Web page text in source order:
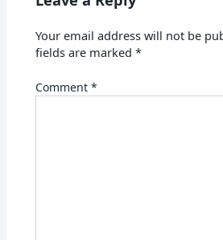
Your email address will not be
fields are marked*
Comment*